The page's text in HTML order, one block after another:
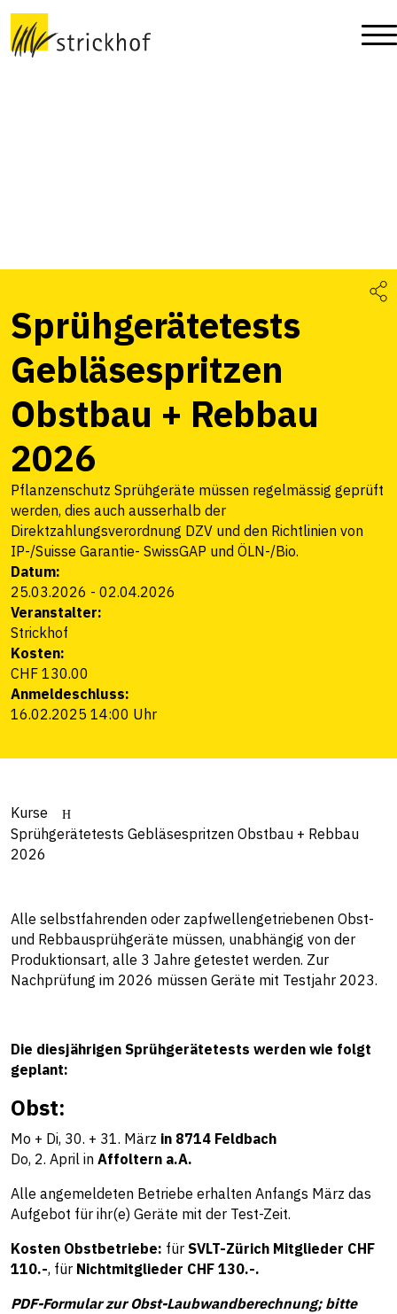
Sprühgerätetests
Gebläsespritzen
Obstbau + Rebbau
2026
Pflanzenschutz Sprühgeräte müssen regelmässig geprüft
werden, dies auch ausserhalb der
Direktzahlungsverordnung DZV und den Richtlinien von
IP-/Suisse Garantie- SwissGAP und ÖLN-/Bio.
Datum:
25.03.2026 - 02.04.2026
Veranstalter:
Strickhof
Kosten:
CHF 130.00
Anmeldeschluss:
16.02.2025 14:00 Uhr
Kurse
Sprühgerätetests Gebläsespritzen Obstbau + Rebbau
2026
Alle selbstfahrenden oder zapfwellengetriebenen Obst-
und Rebbausprühgeräte müssen, unabhängig von der
Produktionsart, alle 3 Jahre getestet werden. Zur
Nachprüfung im 2026 müssen Geräte mit Testjahr 2023.
Die diesjährigen Sprühgerätetests werden wie folgt
geplant:
Obst:
Mo + Di, 30. + 31. März in 8714 Feldbach
Do, 2. April in Affoltern a.A.
Alle angemeldeten Betriebe erhalten Anfangs März das
Aufgebot für ihr(e) Geräte mit der Test-Zeit.
Kosten Obstbetriebe: für SVLT-Zürich Mitglieder CHF
110.-, für Nichtmitglieder CHF 130.-.
PDF-Formular zur Obst-Laubwandberechnung; bitte